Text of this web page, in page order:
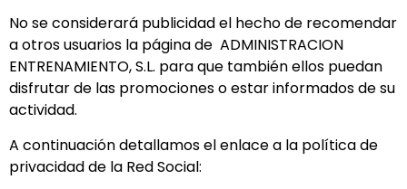
No se considerará publicidad el hecho de recomendar
a otros usuarios la página de ADMINISTRACION
ENTRENAMIENTO, S.L. para que también ellos puedan
disfrutar de las promociones o estar informados de su
actividad.
A continuación detallamos el enlace a la política de
privacidad de la Red Social: